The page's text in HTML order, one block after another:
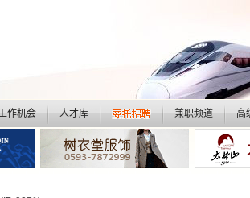
作机会 人才库 兼职频道 高